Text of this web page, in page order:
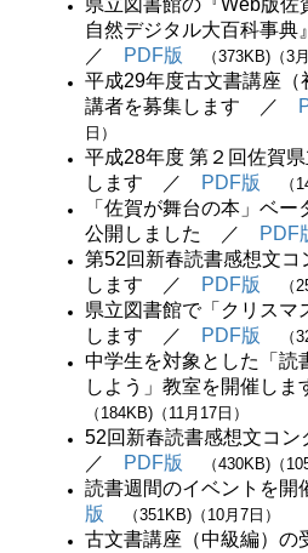
県立図書館の『Web版佐
自然デジタル大百科事
／
PDF版 （373KB)（3
平成29年度古文書講座（
講者を募集します ／
日）
平成28年度 第２回佐賀
します ／
PDF版 （
「佐賀が舞台の本」ベ
公開しました ／
PDF
第52回新春読書感想文コ
します ／
PDF版 （
県立図書館で「クリスマ
します ／
PDF版 （
中学生を対象とした「読
しよう」教室を開催し
（184KB)（11月17日）
52回新春読書感想文コ
／
PDF版 （430KB)（
読書週間のイベントを
版
（351KB)（10月7日）
古文書講座（中級編）